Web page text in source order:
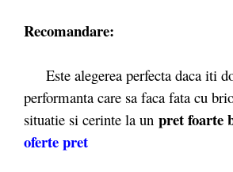
Recomandare:
Este alegerea perfecta daca iti
performanta care sa faca fata cu
situatie si cerinte la un pret foarte
oferte pret